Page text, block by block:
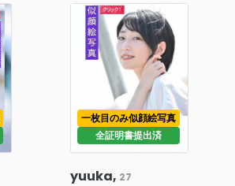
一枚目のみ似顔絵写真
全証明書提出済
yuuka, 27